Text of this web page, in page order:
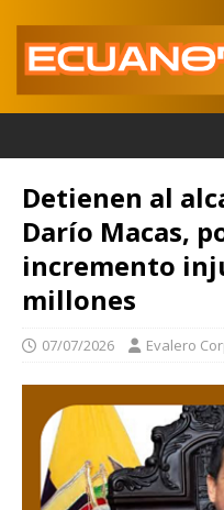
Detienen al
Darío Macas,
incremento
millones
07/07/2026 Evalero